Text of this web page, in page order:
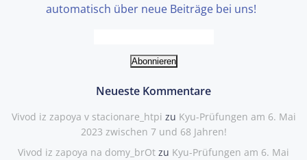
automatisch über neue Beiträge bei uns!
Neueste Kommentare
Vivod iz zapoya v stacionare_htpi zu Kyu-Prüfungen am 6. Mai
2023 zwischen 7 und 68 Jahren!
Vivod iz zapoya na domy_brOt zu Kyu-Prüfungen am 6. Mai